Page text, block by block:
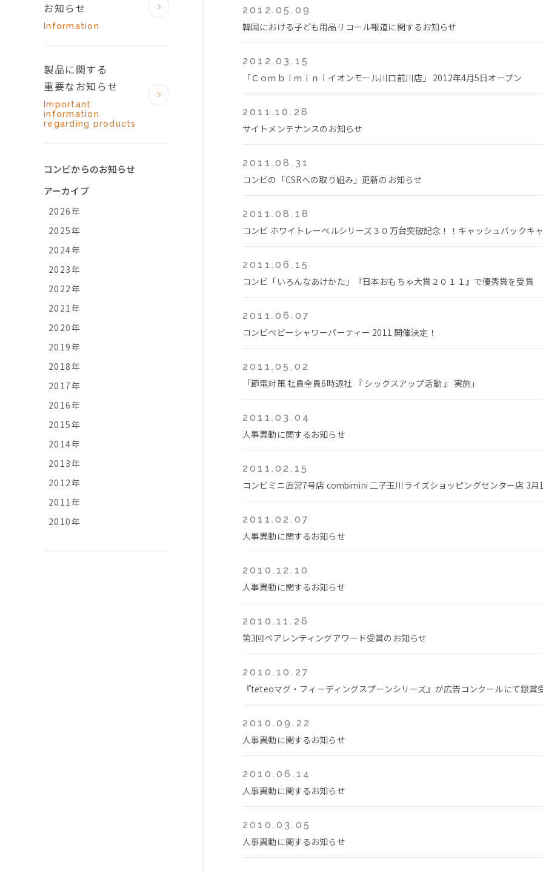
2012.05.09
韓国における子ども用品リコール報道に関するお知らせ
2012.03.15
「Ｃｏｍｂｉｍｉｎｉイオンモール川口前川店」 2012年4月5日オープン
2011.10.28
サイトメンテナンスのお知らせ
2011.08.31
コンビの「CSRへの取り組み」更新のお知らせ
2011.08.18
コンビ ホワイトレーベルシリーズ３０万台突破記念！！キャッシュバックキ
2011.06.15
コンビ「いろんなあけかた」『日本おもちゃ大賞２０１１』で優秀賞を受賞
2011.06.07
コンビベビーシャワーパーティー 2011 開催決定！
2011.05.02
「節電対策 社員全員6時退社 『 シックスアップ活動 』 実施」
2011.03.04
人事異動に関するお知らせ
2011.02.15
コンビミニ直営7号店 combimini 二子玉川ライズショッピングセンター店 3月
2011.02.07
人事異動に関するお知らせ
2010.12.10
人事異動に関するお知らせ
2010.11.26
第3回ペアレンティングアワード受賞のお知らせ
2010.10.27
『teteoマグ・フィーディングスプーンシリーズ』が広告コンクールにて銀賞
2010.09.22
人事異動に関するお知らせ
2010.06.14
人事異動に関するお知らせ
2010.03.05
人事異動に関するお知らせ
お知らせ
Information
製品に関する
重要なお知らせ
Important
information
regarding products
コンビからのお知らせ
アーカイブ
2026年
2025年
2024年
2023年
2022年
2021年
2020年
2019年
2018年
2017年
2016年
2015年
2014年
2013年
2012年
2011年
2010年